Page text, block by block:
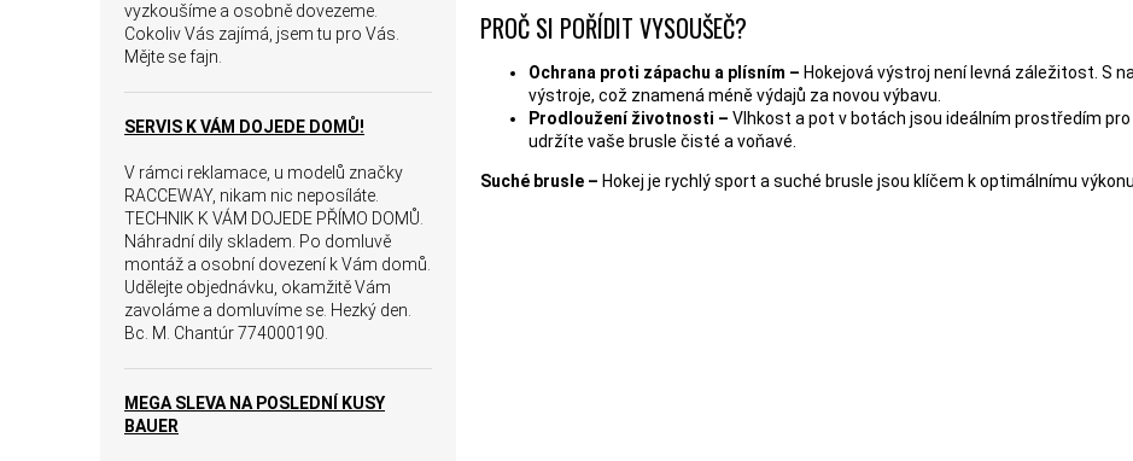
vyzkoušíme a osobně dovezeme.
Cokoliv Vás zajímá, jsem tu pro Vás.
Mějte se fajn.
SERVIS K VÁM DOJEDE DOMŮ!
V rámci reklamace, u modelů značky
RACCEWAY, nikam nic neposíláte.
TECHNIK K VÁM DOJEDE PŘÍMO DOMŮ.
Náhradní dily skladem. Po domluvě
montáž a osobní dovezení k Vám domů.
Udělejte objednávku, okamžitě Vám
zavoláme a domluvíme se. Hezký den.
Bc. M. Chantúr 774000190.
MEGA SLEVA NA POSLEDNÍ KUSY
BAUER
PROČ SI POŘÍDIT VYSOUŠEČ?
Ochrana proti zápachu a plísním – Hokejová výstroj není levná záležitost. S
výstroje, což znamená méně výdajů za novou výbavu.
Prodloužení životnosti – Vlhkost a pot v botách jsou ideálním prostředím
udržíte vaše brusle čisté a voňavé.
Suché brusle – Hokej je rychlý sport a suché brusle jsou klíčem k optimálnímu výkonu.